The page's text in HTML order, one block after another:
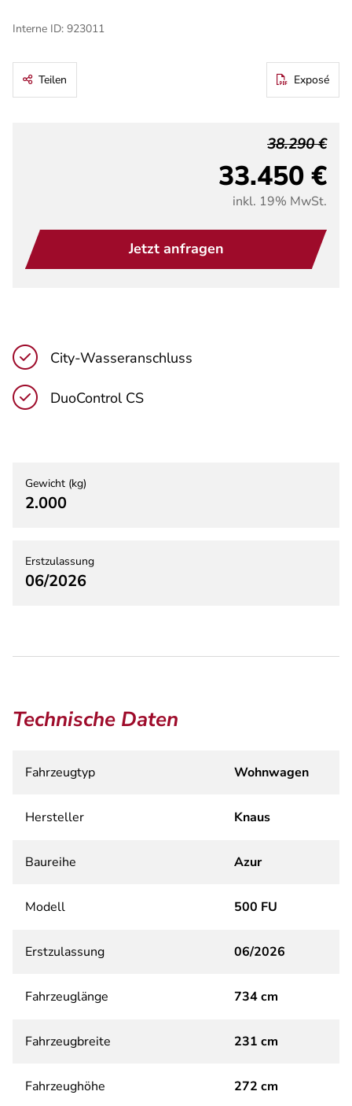
Interne ID: 923011
Teilen Exposé
33.450 €
38.290 €
inkl. 19% MwSt.
Jetzt anfragen
City-Wasseranschluss
DuoControl CS
Gewicht (kg)
2.000
Erstzulassung
06/2026
Technische Daten
Fahrzeugtyp Wohnwagen
Hersteller Knaus
Baureihe Azur
Modell 500 FU
Erstzulassung 06/2026
Fahrzeuglänge 734 cm
Fahrzeugbreite 231 cm
Fahrzeughöhe 272 cm